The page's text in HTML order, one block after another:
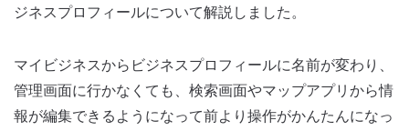
ジネスプロフィールについて解説しました。
マイビジネスからビジネスプロフィールに名前が変わり、
管理画面に行かなくても、検索画面やマップアプリから情
報が編集できるようになって前より操作がかんたんになっ